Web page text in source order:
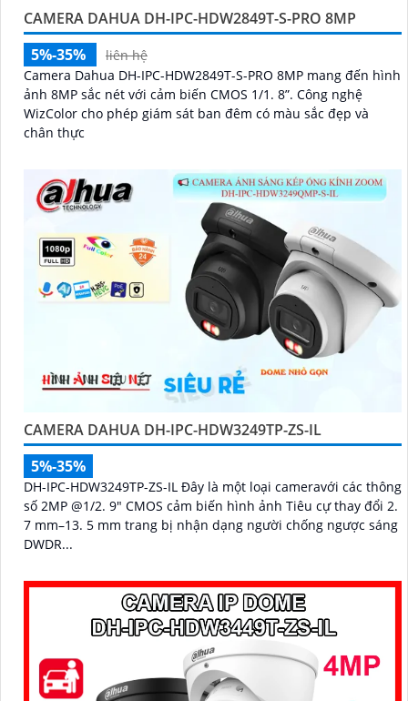
CAMERA DAHUA DH-IPC-HDW2849T-S-PRO 8MP
5%-35%
liên hệ
Camera Dahua DH-IPC-HDW2849T-S-PRO 8MP mang đến hình
ảnh 8MP sắc nét với cảm biến CMOS 1/1. 8”. Công nghệ
WizColor cho phép giám sát ban đêm có màu sắc đẹp và
chân thực
CAMERA DAHUA DH-IPC-HDW3249TP-ZS-IL
5%-35%
DH-IPC-HDW3249TP-ZS-IL Đây là một loại cameravới các thông
số 2MP @1/2. 9" CMOS cảm biến hình ảnh Tiêu cự thay đổi 2.
7 mm–13. 5 mm trang bị nhận dạng người chống ngược sáng
DWDR...